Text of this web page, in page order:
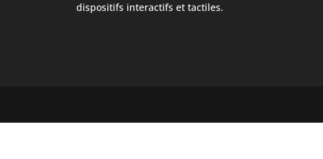
dispositifs interactifs et tactiles.